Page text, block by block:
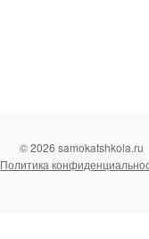
© 2026 samokatshkola.ru
Политика